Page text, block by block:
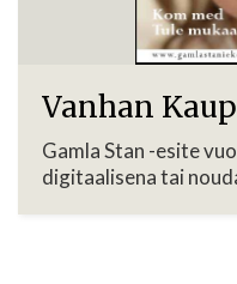
Vanhan
Gamla Stan -esite
digitaalisena tai